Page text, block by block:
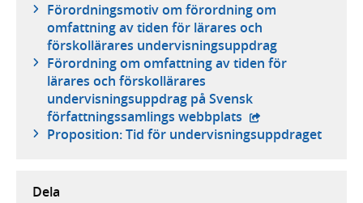
Förordningsmotiv om förordning om
omfattning av tiden för lärares och
förskollärares undervisningsuppdrag
Förordning om omfattning av tiden för
lärares och förskollärares
undervisningsuppdrag på Svensk
författningssamlings webbplats - extern
Proposition: Tid för undervisningsuppdraget
Dela